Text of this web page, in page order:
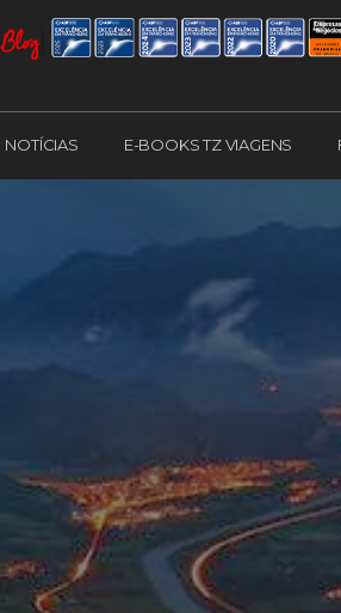
NOTÍCIAS E-BOOKS TZ VIAGENS